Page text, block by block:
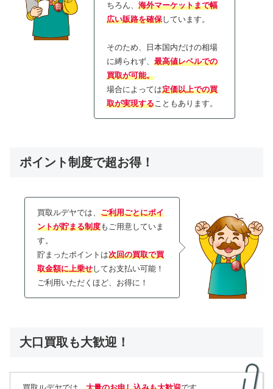
ちろん、 海外マーケットまで幅
広い販路を確保しています。
そのため、日本国内だけの相場
に縛られず、 最高値レベルでの
買取が可能。
場合によっては定価以上での買
取が実現することもあります。
ポイント制度で超お得！
買取ルデヤでは、 ご利用ごとにポイ
ントが貯まる制度もご用意していま
す。
貯まったポイントは次回の買取で買
取金額に上乗せしてお支払い可能！
ご利用いただくほど、お得に！
大口買取も大歓迎！